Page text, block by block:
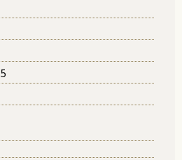
5